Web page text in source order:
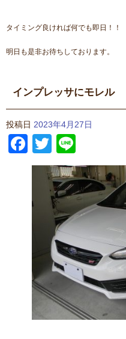
タイミング良ければ何でも即日！！
明日も是非お待ちしております。
インプレッサにモレル
投稿日 2023年4月27日
Facebook
Twitter